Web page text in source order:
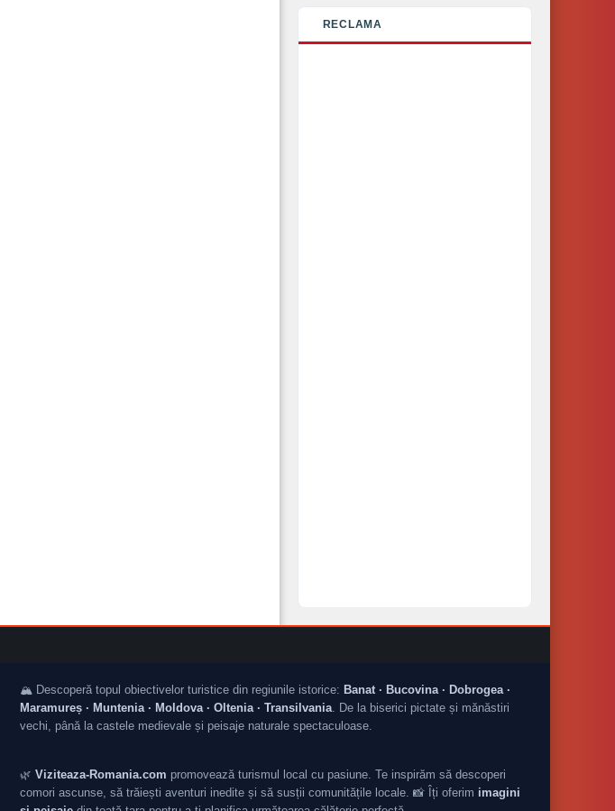
RECLAMA
🏔️ Descoperă topul obiectivelor turistice din regiunile istorice: Banat · Bucovina · Dobrogea ·
Maramureș · Muntenia · Moldova · Oltenia · Transilvania. De la biserici pictate și mănăstiri
vechi, până la castele medievale și peisaje naturale spectaculoase.
🌿 Viziteaza-Romania.com promovează turismul local cu pasiune. Te inspirăm să descoperi
comori ascunse, să trăiești aventuri inedite și să susții comunitățile locale. 📸 Îți oferim imagini